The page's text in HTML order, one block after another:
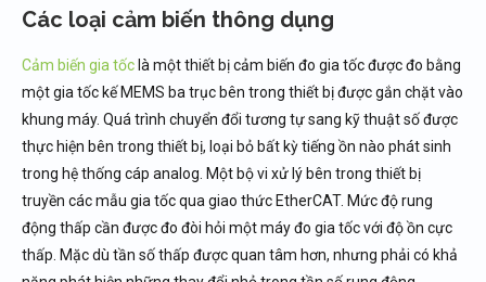
Các loại cảm biến thông dụng
Cảm biến gia tốc là một thiết bị cảm biến đo gia tốc được đo bằng
một gia tốc kế MEMS ba trục bên trong thiết bị được gắn chặt vào
khung máy. Quá trình chuyển đổi tương tự sang kỹ thuật số được
thực hiện bên trong thiết bị, loại bỏ bất kỳ tiếng ồn nào phát sinh
trong hệ thống cáp analog. Một bộ vi xử lý bên trong thiết bị
truyền các mẫu gia tốc qua giao thức EtherCAT. Mức độ rung
động thấp cần được đo đòi hỏi một máy đo gia tốc với độ ồn cực
thấp. Mặc dù tần số thấp được quan tâm hơn, nhưng phải có khả